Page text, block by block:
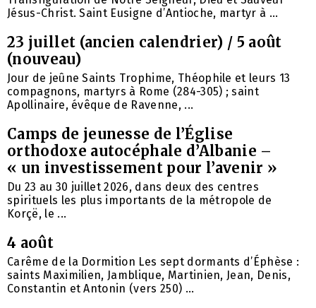
Jésus-Christ. Saint Eusigne d’Antioche, martyr à ...
23 juillet (ancien calendrier) / 5 août
(nouveau)
Jour de jeûne Saints Trophime, Théophile et leurs 13
compagnons, martyrs à Rome (284-305) ; saint
Apollinaire, évêque de Ravenne, ...
Camps de jeunesse de l’Église
orthodoxe autocéphale d’Albanie –
« un investissement pour l’avenir »
Du 23 au 30 juillet 2026, dans deux des centres
spirituels les plus importants de la métropole de
Korçë, le ...
4 août
Carême de la Dormition Les sept dormants d’Éphèse :
saints Maximilien, Jamblique, Martinien, Jean, Denis,
Constantin et Antonin (vers 250) ...